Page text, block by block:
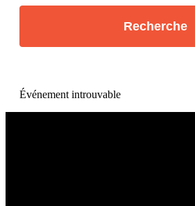
Événement introuvable